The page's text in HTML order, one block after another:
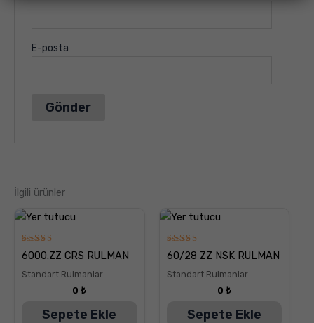
E-posta
İlgili ürünler
5
üzerinden
oy aldı
6000.ZZ CRS RULMAN
Standart Rulmanlar
0₺
Sepete Ekle
5
üzerinden
oy aldı
60/28 ZZ NSK RULMAN
Standart Rulmanlar
0 ₺
Sepete Ekle